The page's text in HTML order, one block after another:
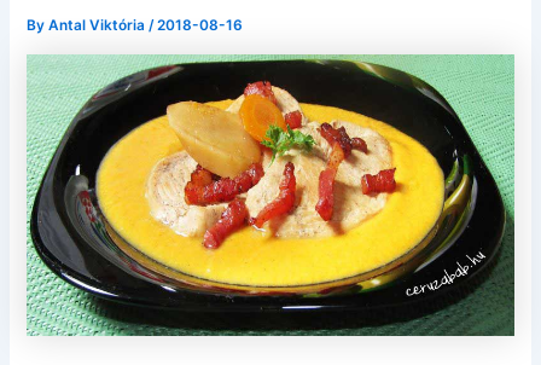
ByAntal Viktória/2018-08-16